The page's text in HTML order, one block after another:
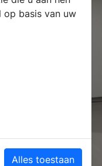
basis van uw
Alles toestaan